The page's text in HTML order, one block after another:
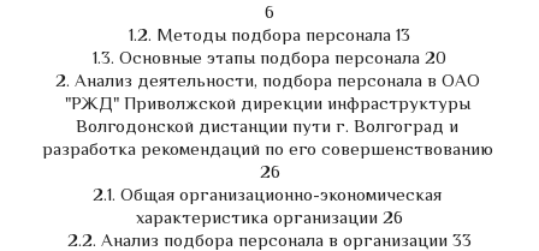
6
1.2. Методы подбора персонала 13
1.3. Основные этапы подбора персонала 20
2. Анализ деятельности, подбора персонала в ОАО
"РЖД" Приволжской дирекции инфраструктуры
Волгодонской дистанции пути г. Волгоград и
разработка рекомендаций по его совершенствованию
26
2.1. Общая организационно-экономическая
характеристика организации 26
2.2. Анализ подбора персонала в организации 33